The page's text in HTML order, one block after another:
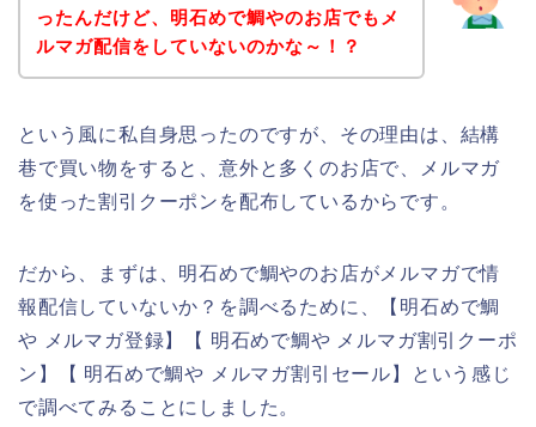
ったんだけど、明石めで鯛やのお店でもメ
ルマガ配信をしていないのかな～！？
という風に私自身思ったのですが、その理由は、結構
巷で買い物をすると、意外と多くのお店で、メルマガ
を使った割引クーポンを配布しているからです。
だから、まずは、明石めで鯛やのお店がメルマガで情
報配信していないか？を調べるために、【明石めで鯛
や メルマガ登録】【 明石めで鯛や メルマガ割引クーポ
ン】【 明石めで鯛や メルマガ割引セール】という感じ
で調べてみることにしました。